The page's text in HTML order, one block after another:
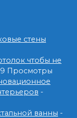
стены
чтобы не
Просмотры
-
ванны -